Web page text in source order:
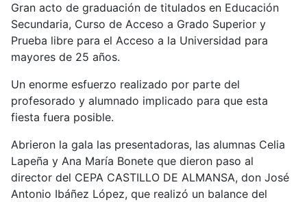
Gran acto de graduación de titulados en Educación
Secundaria, Curso de Acceso a Grado Superior y
Prueba libre para el Acceso a la Universidad para
mayores de 25 años.
Un enorme esfuerzo realizado por parte del
profesorado y alumnado implicado para que esta
fiesta fuera posible.
Abrieron la gala las presentadoras, las alumnas Celia
Lapeña y Ana María Bonete que dieron paso al
director del CEPA CASTILLO DE ALMANSA, don José
Antonio Ibáñez López, que realizó un balance del